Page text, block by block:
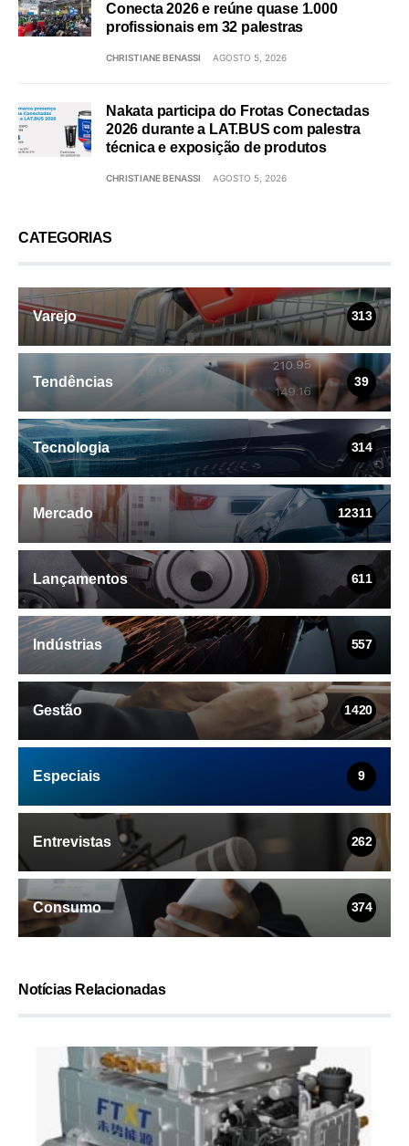
Conecta 2026 e reúne quase 1.000
profissionais em 32 palestras
CHRISTIANE BENASSI AGOSTO 5, 2026
Nakata participa do Frotas Conectadas
2026 durante a LAT.BUS com palestra
técnica e exposição de produtos
CHRISTIANE BENASSI AGOSTO 5, 2026
CATEGORIAS
Varejo 313
Tendências 39
Tecnologia 314
Mercado 12311
Lançamentos 611
Indústrias 557
Gestão 1420
Especiais 9
Entrevistas 262
Consumo 374
Notícias Relacionadas